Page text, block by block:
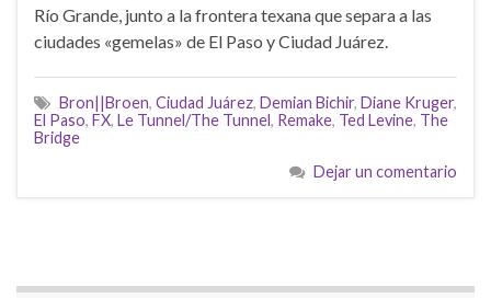
Río Grande, junto a la frontera texana que separa a las
ciudades «gemelas» de El Paso y Ciudad Juárez.
Bron||Broen, Ciudad Juárez, Demian Bichir, Diane Kruger,
El Paso, FX, Le Tunnel/The Tunnel, Remake, Ted Levine, The
Bridge
Dejar un comentario